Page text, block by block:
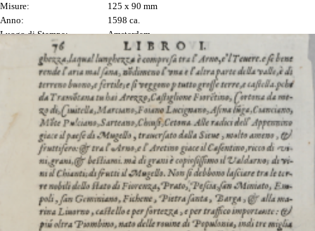
Misure:
125 x 90 mm
Anno:
1598 ca.
Luogo di Stampa:
Amsterdam
Anteprima
DESCRIZIONE